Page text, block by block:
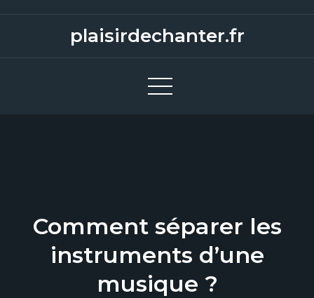
plaisirdechanter.fr
Comment séparer les
instruments d’une
musique ?